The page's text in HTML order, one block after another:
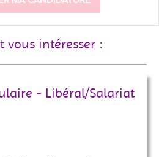
vous intéresser :
- Libéral/Salariat